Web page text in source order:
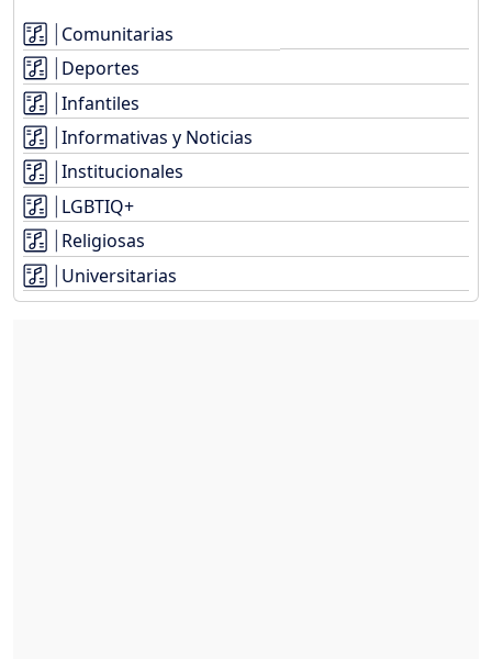
Comunitarias
Deportes
Infantiles
Informativas y Noticias
Institucionales
LGBTIQ+
Religiosas
Universitarias